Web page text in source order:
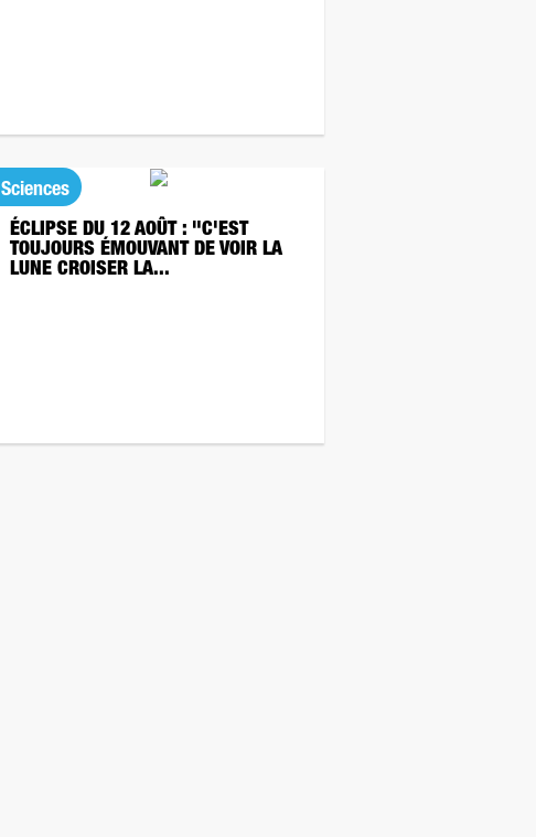
Sciences
ÉCLIPSE DU 12 AOÛT : "C'EST
TOUJOURS ÉMOUVANT DE VOIR LA
LUNE CROISER LA...